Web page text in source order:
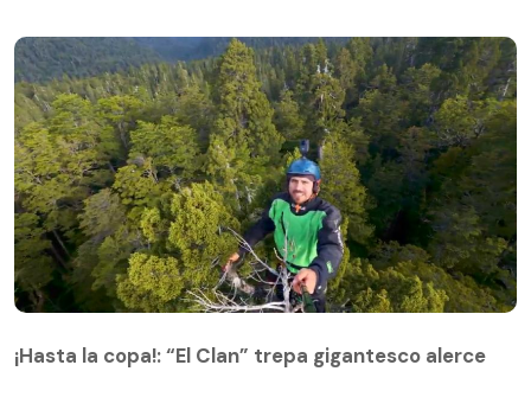
¡Hasta la copa!: “El Clan” trepa gigantesco alerce